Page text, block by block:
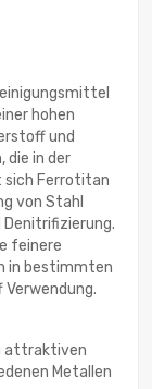
hohen
und
die in der
sich Ferrotitan
von Stahl
feinere
in bestimmten
attraktiven
Metallen